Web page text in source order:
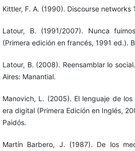
Kittler, F. A. (1990). Discourse
Latour, B. (1991/2007). Nunca
(Primera edición en francés, 1991 ed.).
Latour, B. (2008). Reensamblar lo
Aires: Manantial.
Manovich, L. (2005). El lenguaje de
era digital (Primera Edición en Inglés,
Paidós.
Martín Barbero, J. (1987). De los